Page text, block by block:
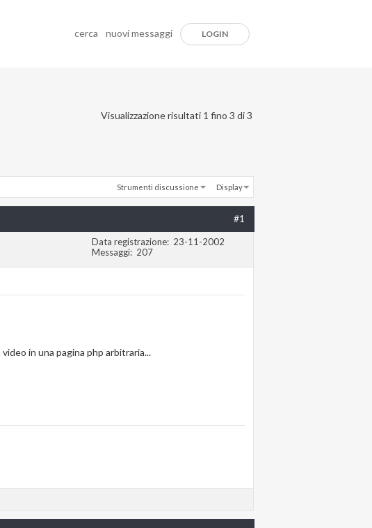
cerca nuovi messaggi LOGIN
Visualizzazione risultati 1 fino 3 di 3
Strumenti discussione Display
#1
Data registrazione
23-11-2002
Messaggi
207
in una pagina php arbitraria...